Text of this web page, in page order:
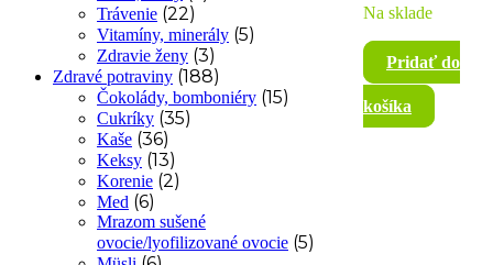
Trávenie (22)
Vitamíny, minerály (5)
Zdravie ženy (3)
Zdravé potraviny (188)
Čokolády, bomboniéry (15)
Cukríky (35)
Kaše (36)
Keksy (13)
Korenie (2)
Med (6)
Mrazom sušené
ovocie/lyofilizované ovocie (5)
Na sklade
Pridať do
košíka